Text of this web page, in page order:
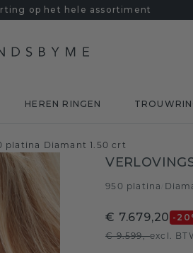
op het hele assortiment
HEREN RINGEN
platina Diamant 1.50 crt
950 platina
€ 7.679,20 -20
€ 9.599,-excl.